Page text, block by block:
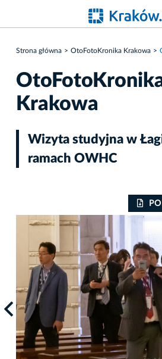
Strona główna OtoFotoKronika Krakowa
Krakowa
Wizyta studyjna w
ramach OWHC